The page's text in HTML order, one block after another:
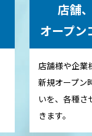
店舗
オープン
店舗様や企業
新規オープン
いを、各種さ
きます。